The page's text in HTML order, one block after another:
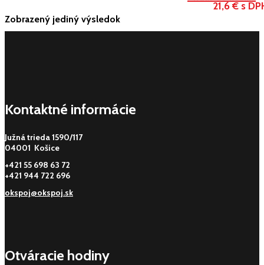
21,6 € s
Zobrazený jediný výsledok
Kontaktné informácie
Južná trieda 1590/117
04001 Košice
+421 55 698 63 72
+421 944 722 696
okspoj@okspoj.sk
Otváracie hodiny